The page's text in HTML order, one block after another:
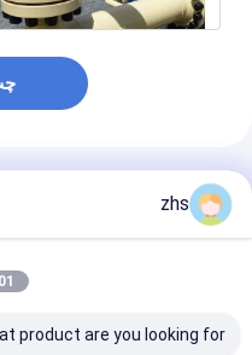
محصولات توصیه شده
zhs
product are you looking for?